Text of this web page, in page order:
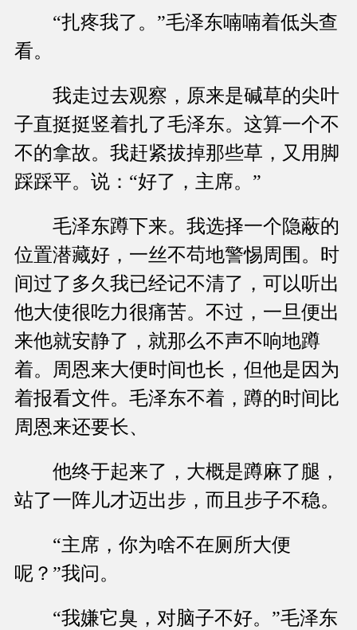
“扎疼我了。”毛泽东喃喃着低头查
看。
我走过去观察，原来是碱草的尖叶
子直挺挺竖着扎了毛泽东。这算一个不
不的拿故。我赶紧拔掉那些草，又用脚
踩踩平。说：“好了，主席。”
毛泽东蹲下来。我选择一个隐蔽的
位置潜藏好，一丝不苟地警惕周围。时
间过了多久我已经记不清了，可以听出
他大使很吃力很痛苦。不过，一旦便出
来他就安静了，就那么不声不响地蹲
着。周恩来大便时间也长，但他是因为
着报看文件。毛泽东不着，蹲的时间比
周恩来还要长、
他终于起来了，大概是蹲麻了腿，
站了一阵儿才迈出步，而且步子不稳。
“主席，你为啥不在厕所大便
呢？”我问。
“我嫌它臭，对脑子不好。”毛泽东